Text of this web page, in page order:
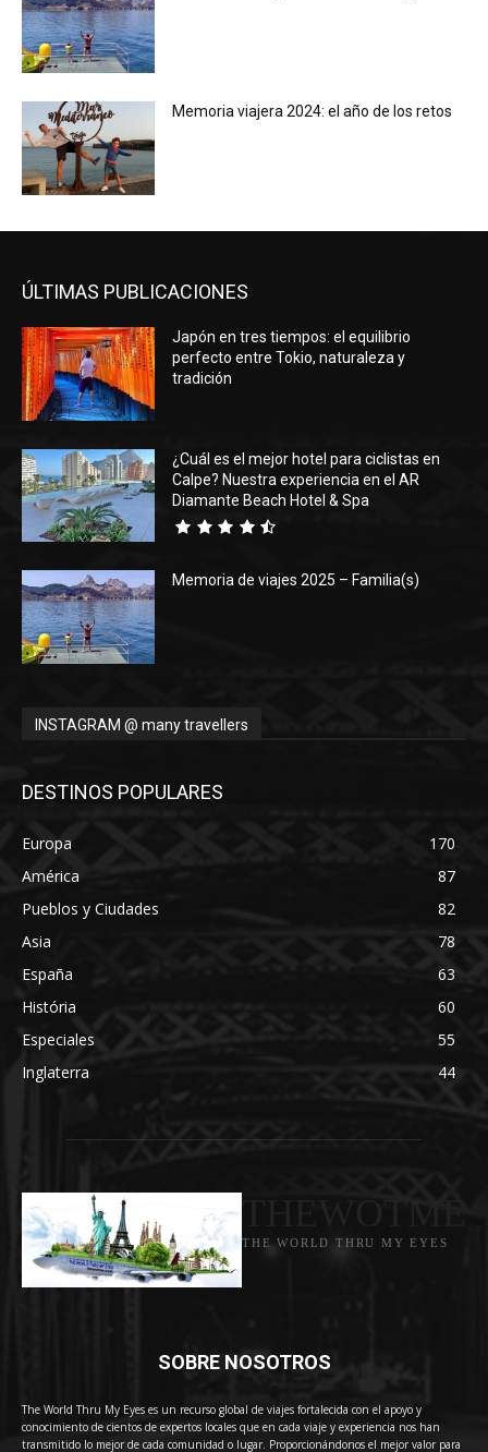
Memoria viajera 2024: el año de los retos
ÚLTIMAS PUBLICACIONES
Japón en tres tiempos: el equilibrio
perfecto entre Tokio, naturaleza y
tradición
¿Cuál es el mejor hotel para ciclistas en
Calpe? Nuestra experiencia en el AR
Diamante Beach Hotel & Spa
Memoria de viajes 2025 – Familia(s)
INSTAGRAM @ many travellers
DESTINOS POPULARES
Europa
170
América
87
Pueblos y Ciudades
82
Asia
78
España
63
História
60
Especiales
55
Inglaterra
44
THE WORLD THRU MY EYES
SOBRE NOSOTROS
The World Thru My Eyes es un recurso global de viajes fortalecida con el apoyo y
conocimiento de cientos de expertos locales que en cada viaje y experiencia nos han
transmitido lo mejor de cada comunidad o lugar. Proporcionándonos el mejor valor para